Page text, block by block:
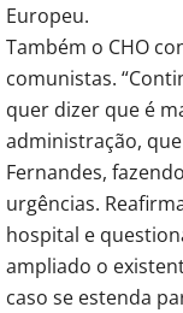
Europeu.
Também o CHO
comunistas.
quer dizer que é
administração,
Fernandes,
urgências.
hospital e
ampliado o
caso se estenda